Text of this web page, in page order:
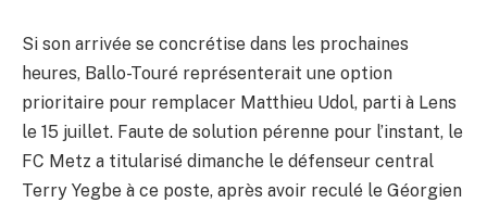
Si son arrivée se concrétise dans les prochaines
heures, Ballo-Touré représenterait une option
prioritaire pour remplacer Matthieu Udol, parti à Lens
le 15 juillet. Faute de solution pérenne pour l’instant, le
FC Metz a titularisé dimanche le défenseur central
Terry Yegbe à ce poste, après avoir reculé le Géorgien